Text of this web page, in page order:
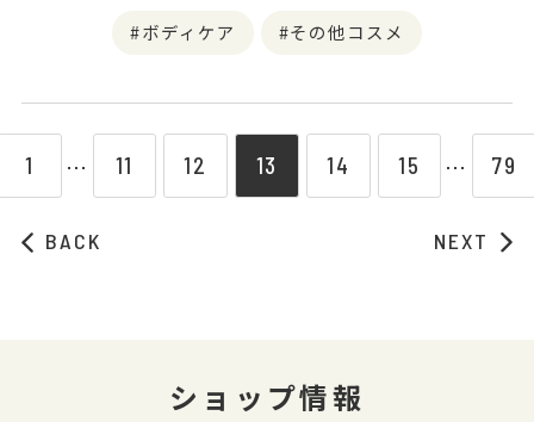
ボディケア その他コスメ
BACK
1 ⋯ 11 12 13 14 15 ⋯ 79
NEXT
ショップ情報